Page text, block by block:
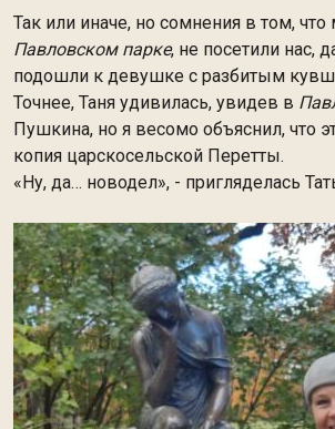
Так или иначе, но сомнения в том,
Павловском парке, не посетили нас,
подошли к девушке с разбитым
Точнее, Таня удивилась, увидев в
Пушкина, но я весомо объяснил, что
копия царскосельской Перетты.
«Ну, да… новодел», - пригляделась